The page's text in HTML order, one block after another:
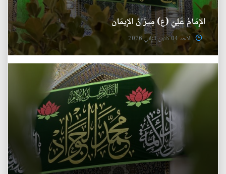
الإِمَامُ عَلِيّ (ع) مِيزَانُ الإِيمَان
الأحد 04 كانون الثاني 2026